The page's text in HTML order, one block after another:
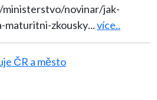
novinar/jak-
maturitni-zkousky...více..